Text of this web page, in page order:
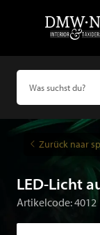
Zurück naar
LED-Licht
Artikelcode: 4012